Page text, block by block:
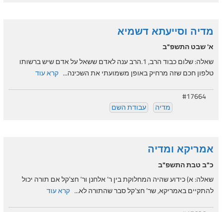
מדיה וסייעתא דשמיא
א' שבט התשפ"ב
שאלה: שלום כבוד הרב, 1.הרב ענה לאדם ששאל על אדם שיש ברשותו
טלפון חכם שזה מרחיק באופן משמועתי את השכינה... קרא עוד
#17664
מדיה
עבודת השם
אמריקא ומדיה
כ"ב טבת התשפ"ב
שאלה: א) כידוע שהיה המחלוקת בין ר’ אלחנן ור’ חצ’קל אם תורה יכול
להתקיים באמריקא, שר’ חצ’קל סבר שהתורה לא... קרא עוד